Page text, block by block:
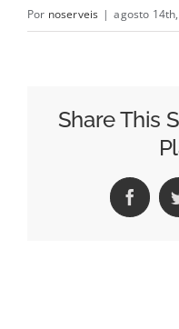
Por noserveis | agosto
Share This